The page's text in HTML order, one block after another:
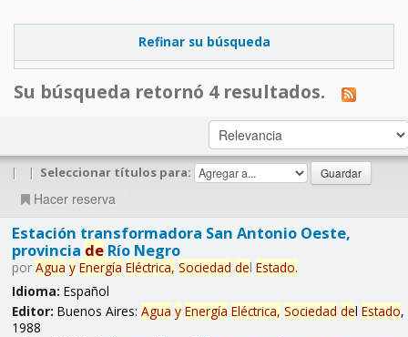
Refinar su búsqueda
Su búsqueda retornó 4 resultados.
| | Seleccionar títulos para:
Hacer reserva
Estación transformadora San Antonio Oeste,
provincia deRío Negro
por Agua y Energía Eléctrica, Sociedad del Estado.
Idioma: Español
Editor: Buenos Aires: Agua y Energía Eléctrica, Sociedad del Estado,
1988